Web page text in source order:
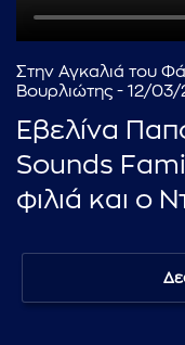
Στην Αγκαλιά του
Βουρλιώτης - 12/
Εβελίνα
Sounds
φιλιά και ο